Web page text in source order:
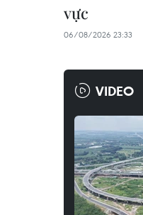
vực
06/08/2026 23:33
VIDEO